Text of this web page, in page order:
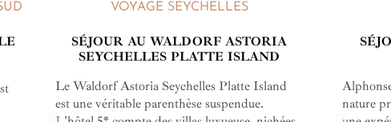
VOYAGE SEYCHELLES
SÉJOUR AU WALDORF ASTORIA
SEYCHELLES PLATTE ISLAND
Le Waldorf Astoria Seychelles Platte Island
est une véritable parenthèse suspendue.
nature